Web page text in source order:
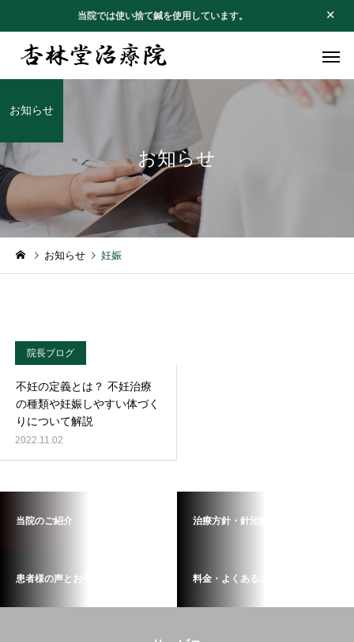
当院では使い捨て鍼を使用しています。
不妊・安産治療
お知らせ
１月の休診日 お礼のお手紙
お知らせ
お知らせ
お知らせ 妊娠
院長ブログ
不妊の定義とは？ 不妊治療
の種類や妊娠しやすい体づく
りについて解説
2022.11.02
当院のご紹介 治療方針・針治療の流れ
患者様の声とお手紙 料金・よくあるご質問